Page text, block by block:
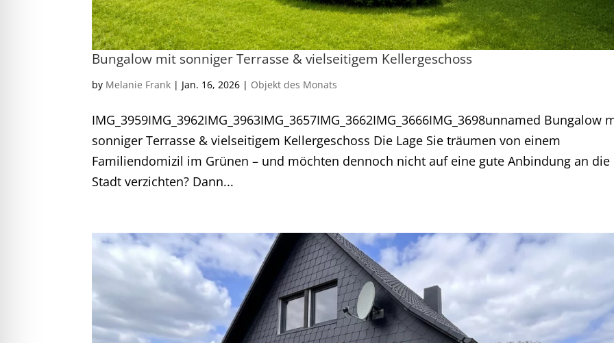
Bungalow mit sonniger Terrasse & vielseitigem Kellergeschoss
by Melanie Frank | Jan. 16, 2026 | Objekt des Monats
IMG_3959IMG_3962IMG_3963IMG_3657IMG_3662IMG_3666IMG_3698unnamed Bungalow
sonniger Terrasse & vielseitigem Kellergeschoss Die Lage Sie träumen von einem
Familiendomizil im Grünen – und möchten dennoch nicht auf eine gute Anbindung an die
Stadt verzichten? Dann...